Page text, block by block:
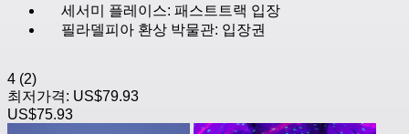
세서미 플레이스: 패스트트랙 입장
필라델피아 환상 박물관: 입장권
4 (2)
최저가격: US$79.93
US$75.93